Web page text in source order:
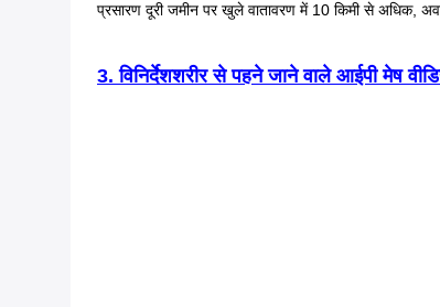
प्रसारण दूरी जमीन पर खुले वातावरण में 10 किमी से अधिक,
3. विनिर्देशशरीर से पहने जाने वाले आईपी मेष